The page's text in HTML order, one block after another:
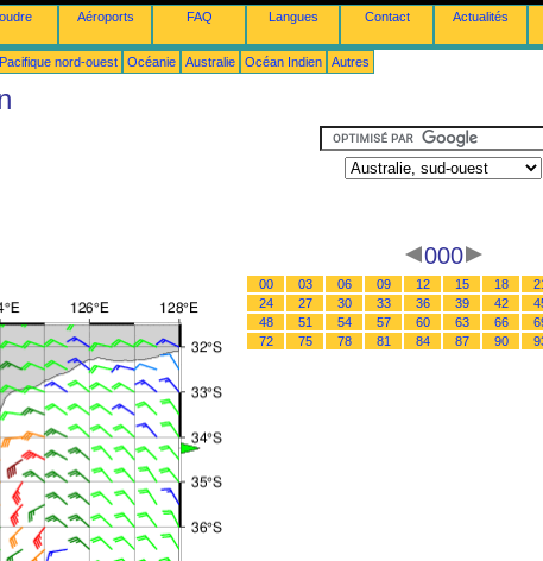
Aéroports FAQ Langues Contact Actualités
Pacifique nord-ouest Océanie Australie Océan Indien Autres
000
00 03 06 09 12 15 18
24
27 30 33 36 39 42
48
51 54 57 60 63 66
72
75 78 81 84 87 90